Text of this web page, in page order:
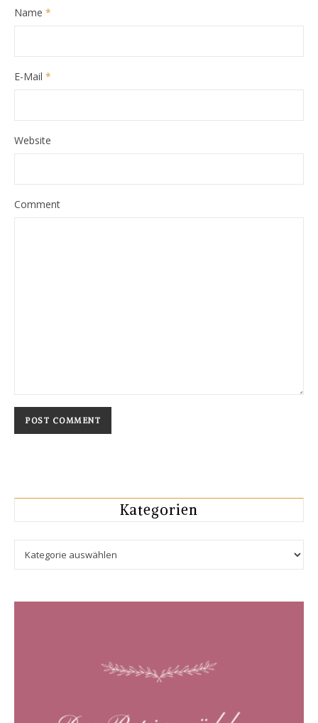
Name *
E-Mail *
Website
Comment
Kategorien